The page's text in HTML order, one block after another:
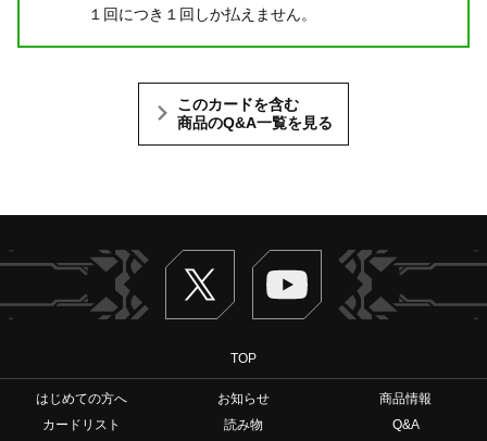
１回につき１回しか払えません。
このカードを含む
商品のQ&A一覧を見る
Twitter ヴァンガードch
TOP
はじめての方へ お知らせ
商品情報
カードリスト
読み物
Q&A